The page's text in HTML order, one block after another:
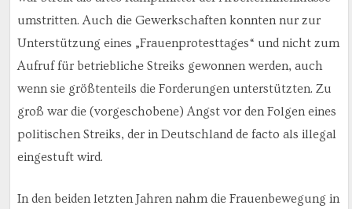
umstritten. Auch die Gewerkschaften konnten nur zur
Unterstützung eines „Frauenprotesttages“ und nicht zum
Aufruf für betriebliche Streiks gewonnen werden, auch
wenn sie größtenteils die Forderungen unterstützten. Zu
groß war die (vorgeschobene) Angst vor den Folgen eines
politischen Streiks, der in Deutschland de facto als illegal
eingestuft wird.
In den beiden letzten Jahren nahm die Frauenbewegung in